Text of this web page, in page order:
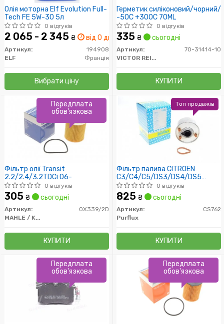
Олія моторна Elf Evolution Full-
Tech FE 5W-30 5л
0 відгуків
2 065 - 2 345 ₴ від 0 дн.
Артикул:
194908
ELF
Франція
Вибрати ціну
Герметик силіконовий/чорний/
-50C +300C 70ML
0 відгуків
335 ₴ сьогодні
Артикул:
70-31414-10
VICTOR REINZ
КУПИТИ
Фільтр олії Transit
2.2/2.4/3.2TDCi 06-
0 відгуків
305 ₴ сьогодні
Артикул:
OX339/2D
MAHLE / KNECHT
КУПИТИ
Передплата
обов'язкова
Фільтр палива CITROEN
C3/C4/C5/DS3/DS4/DS5
1.6HDi 09-
0 відгуків
825 ₴ сьогодні
Артикул:
CS762
Purflux
КУПИТИ
Топ продажів
Передплата
обов'язкова
Передплата
обов'язкова